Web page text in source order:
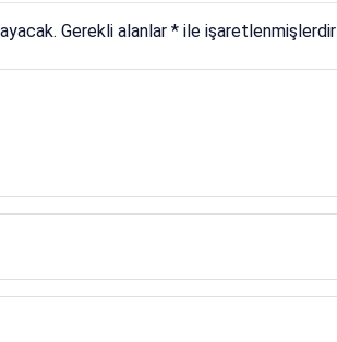
Gerekli alanlar * ile işaretlenmişlerdir